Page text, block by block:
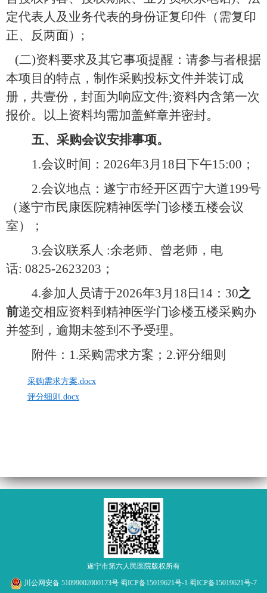
定代表人及业务代表的身份证复印件（需复印
正、反两面）;
(二)资料要求及其它事项提醒：请参与者根据
本项目的特点，制作采购投标文件并装订成
册，共壹份，封面为响应文件;资料内含第一次
报价。以上资料均需加盖鲜章并密封。
五、采购会议安排事项。
1.会议时间：2026年3月18日 下午15:00 ；
2.会议地点：遂宁市经开区西宁大道199号
（遂宁市民康医院精神医学门诊楼五楼会议
室）；
3.会议联系人 :余老师、曾老师， 电
话: 0825-2623203；
4.参加人员请于2026年3月18日14：30之
前递交相应资料到精神医学门诊楼五楼采购办
并签到，逾期未签到不予受理。
附件：1.采购需求方案；2.评分细则
采购需求方案.docx
评分细则.docx
遂宁市第六人民医院版权所有
川公网安备 51099002000173号 蜀ICP备15019621号-1 蜀ICP备15019621号-7